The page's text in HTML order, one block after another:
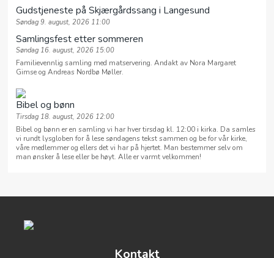
Gudstjeneste på Skjærgårdssang i Langesund
Søndag 9. august, 2026 11:00
Samlingsfest etter sommeren
Søndag 16. august, 2026 15:00
Familievennlig samling med matservering. Andakt av Nora Margaret
Gimse og Andreas Nordbø Møller.
Bibel og bønn
Tirsdag 18. august, 2026 12:00
Bibel og bønn er en samling vi har hver tirsdag kl. 12:00 i kirka. Da samles
vi rundt lysgloben for å lese søndagens tekst sammen og be for vår kirke,
våre medlemmer og ellers det vi har på hjertet. Man bestemmer selv om
man ønsker å lese eller be høyt. Alle er varmt velkommen!
Kontakt